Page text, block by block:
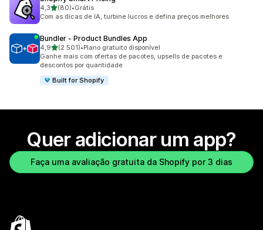
4,3de 5 estrelas
(80)
80 avaliações ao todo
•Grátis
Com as dicas de IA, turbine lucros e defina preços melhores
Bundler ‑ Product Bundles App
4,9de 5 estrelas
(2.501)
2501 avaliações ao todo
•Plano gratuito disponível
Ganhe mais com ofertas de pacotes, upsells de pacotes e
descontos por quantidade
Built for Shopify
Quer adicionar um app?
Faça uma avaliação gratuita da Shopify por 3 dias